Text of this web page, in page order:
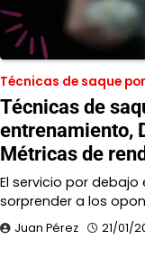
Técnicas de saque
Técnicas de
entrenamiento,
Métricas de
El servicio por
sorprender a los
Juan Pérez 21/01/